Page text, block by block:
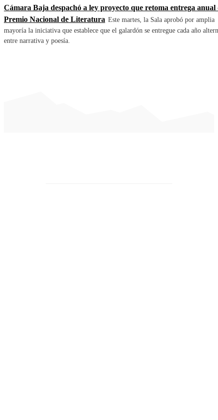
Cámara Baja despachó a ley proyecto que retoma entrega anual
Premio Nacional de Literatura Este martes, la Sala aprobó por amplia
mayoría la iniciativa que establece que el galardón se entregue cada año
entre narrativa y poesía.